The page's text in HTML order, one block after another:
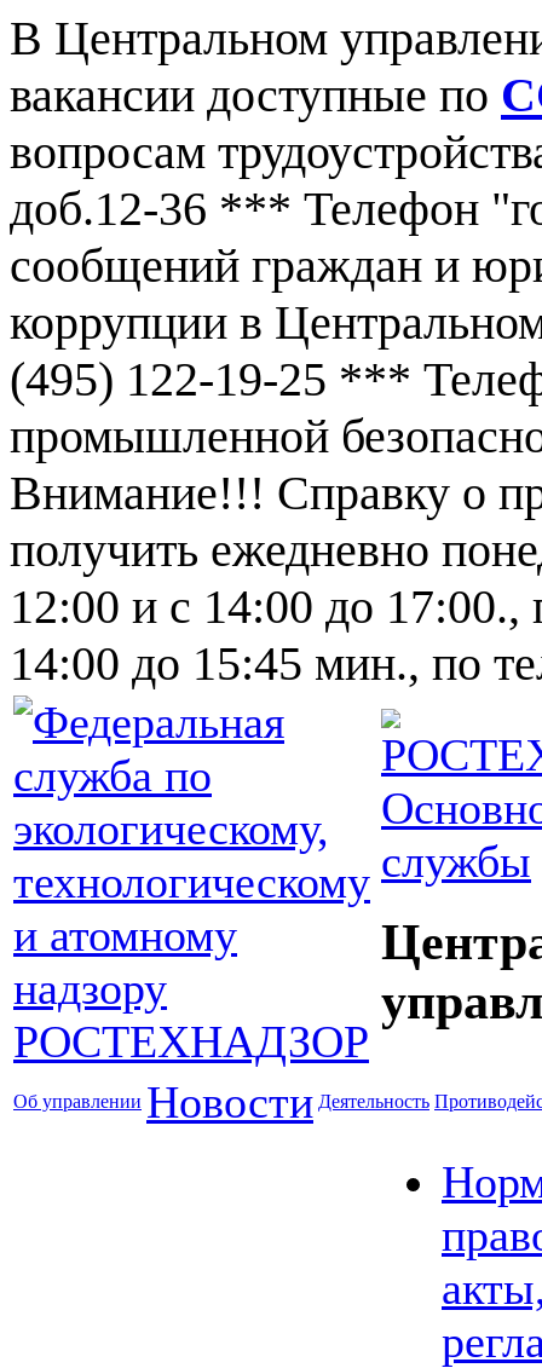
В Центральном
вакансии доступные по
вопросам
доб.12-36 *** Телефон
сообщений граждан и
коррупции в
(495) 122-19-25 ***
промышленной
Внимание!!! Справку о
получить ежедневно
12:00 и с 14:00 до 17:00.,
14:00 до 15:45 мин., по
службы
Об управлении Новости Деятельность